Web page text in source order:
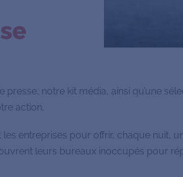
notre kit média, ainsi qu’une
action.
entreprises pour offrir, chaque nuit,
leurs bureaux inoccupés pour